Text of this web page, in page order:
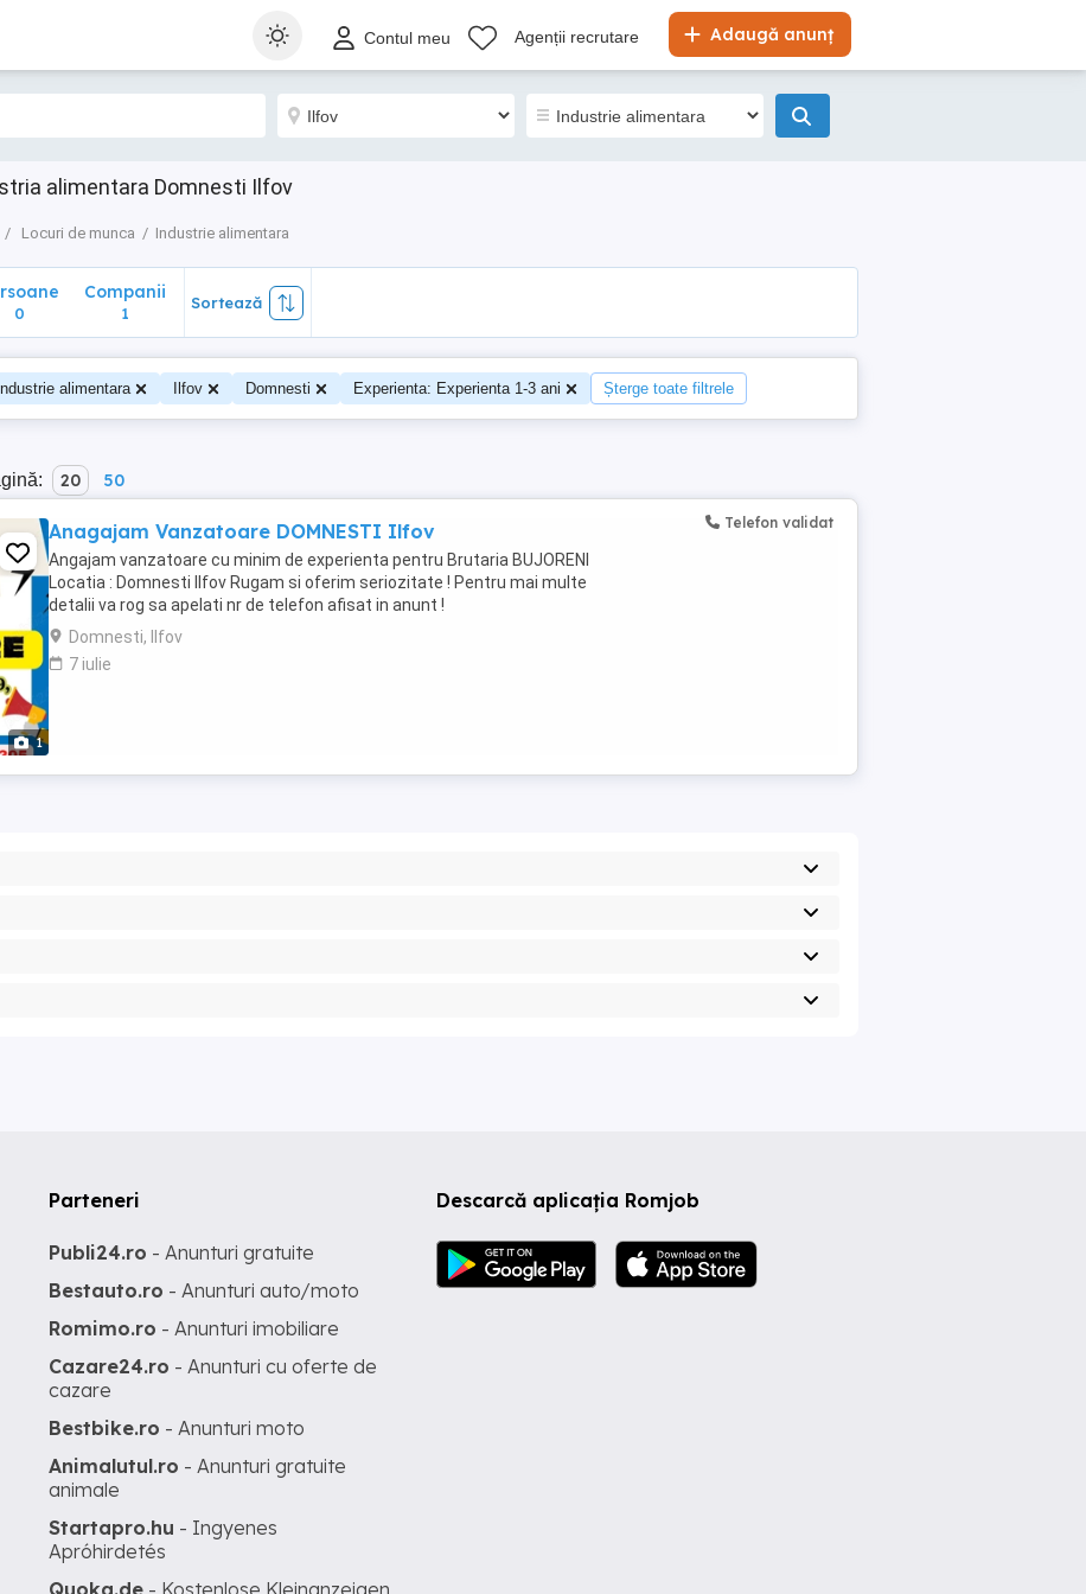
Adaugă anunț
Contul meu Agenții recrutare
alimentara Domnesti Ilfov
Locuri de munca Industrie alimentara
0
Companii
1
Sortează
Industrie alimentara Ilfov Domnesti Experienta: Experienta 1-3 ani Șterge toate filtrele
20 50
1
Anagajam Vanzatoare DOMNESTI Ilfov
Angajam vanzatoare cu minim de experienta pentru Brutaria BUJORENI
Locatia : Domnesti Ilfov Rugam si oferim seriozitate ! Pentru mai multe
detalii va rog sa apelati nr de telefon afisat in anunt !
Domnesti, Ilfov
7 iulie
Telefon validat
Descarcă aplicația Romjob
Parteneri
Publi24.ro - Anunturi gratuite
Bestauto.ro - Anunturi auto/moto
Romimo.ro - Anunturi imobiliare
Cazare24.ro - Anunturi cu oferte de
cazare
Bestbike.ro - Anunturi moto
Animalutul.ro - Anunturi gratuite
animale
Startapro.hu - Ingyenes
Apróhirdetés
Quoka.de - Kostenlose Kleinanzeigen